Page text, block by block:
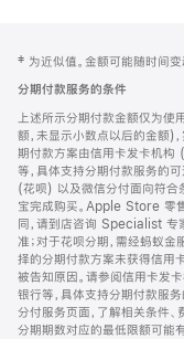
页
页
脚
注
‡ 为近似值。金额可能随时间变
分期付款服务的条件
上述所示分期付款金额仅为
额，未显示小数点以后的金额)
期付款方案由信用卡发卡机构
等，具体支持分期付款服务的
(花呗) 以及微信分付面向符合
宝完成购买。Apple Store 零
同，请到店咨询 Specialist 专
准；对于花呗分期，需经蚂蚁金
择的分期付款方案未获得信用
被告知原因。请参阅信用卡发
银行等，具体支持分期付款服
分付服务页面，了解相关条件
分期期数对应的最低限额可能